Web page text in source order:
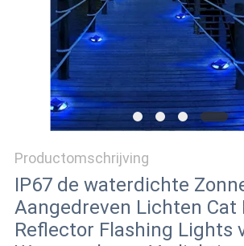
SITEMAP
PRIVACYBELEID
Productomschrijving
IP67 de waterdichte
Aangedreven Lichten Cat
Reflector Flashing Lights